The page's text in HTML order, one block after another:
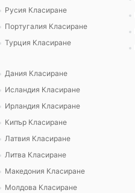
Русия Класиране
Португалия Класиране
Турция Класиране
Дания Класиране
Исландия Класиране
Ирландия Класиране
Кипър Класиране
Латвия Класиране
Литва Класиране
Македония Класиране
Молдова Класиране